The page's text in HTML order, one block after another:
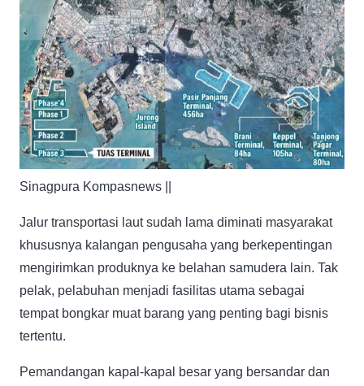
Sinagpura Kompasnews ||
Jalur transportasi laut sudah lama diminati masyarakat
khususnya kalangan pengusaha yang berkepentingan
mengirimkan produknya ke belahan samudera lain. Tak
pelak, pelabuhan menjadi fasilitas utama sebagai
tempat bongkar muat barang yang penting bagi bisnis
tertentu.
Pemandangan kapal-kapal besar yang bersandar dan